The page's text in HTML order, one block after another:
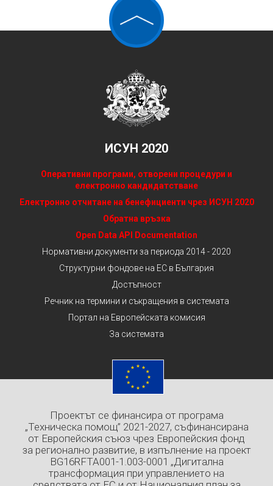
ИСУН 2020
Оперативни програми, отворени процедури и
електронно кандидатстване
Електронно отчитане на бенефициенти чрез ИСУН 2020
Обратна връзка
Open Data API Documentation
Нормативни документи за периода 2014 - 2020
Структурни фондове на ЕС в България
Достъпност
Речник на термини и съкращения в системата
Портал на Европейската комисия
За системата
Проектът се финансира от програма
„Техническа помощ” 2021-2027, съфинансирана
от Европейския съюз чрез Европейския фонд
за регионално развитие, в изпълнение на проект
BG16RFTA001-1.003-0001 „Дигитална
трансформация при управлението на